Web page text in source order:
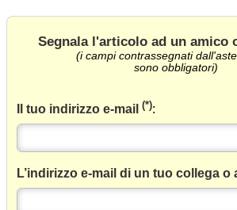
Segnala l'articolo ad un amico
(i campi contrassegnati
sono obbligatori)
Il tuo indirizzo e-mail(*):
L’indirizzo e-mail di un tuo collega